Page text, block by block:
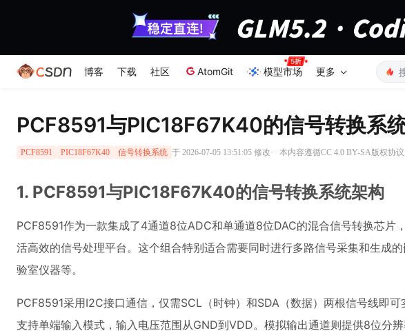
博客 下载 社区 AtomGit 模型市场 更多
PCF8591与PIC18F67K40的信号转换系
PCF8591 PIC18F67K40 信号转换系统 于 2026-07-05 13:51:05 修改· 本内容遵循CC 4.0 BY-SA版权协议
1. PCF8591与PIC18F67K40的信号转换系统架构
PCF8591作为一款集成了4通道8位ADC和单通道8位DAC的混合信号转换芯片
活高效的信号处理平台。这个组合特别适合需要同时进行多路信号采集和生成
验室仪器等。
PCF8591采用I2C接口通信，仅需SCL（时钟）和SDA（数据）两根信号线即
支持单端输入模式，输入电压范围从GND到VDD。模拟输出通道则提供8位分